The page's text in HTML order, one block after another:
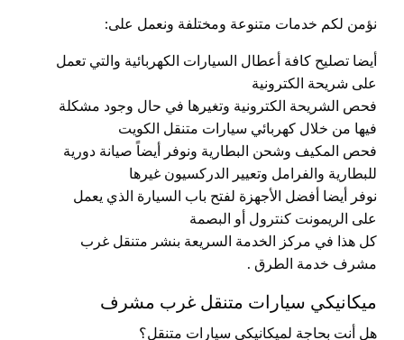
نؤمن لكم خدمات متنوعة ومختلفة ونعمل على:
أيضا تصليح كافة أعطال السيارات الكهربائية والتي تعمل
على شريحة الكترونية
فحص الشريحة الكترونية وتغيرها في حال وجود مشكلة
فيها من خلال كهربائي سيارات متنقل الكويت
فحص المكيف وشحن البطارية ونوفر أيضاً صيانة دورية
للبطارية والفرامل وتعيير الدركسيون غيرها
نوفر أيضا أفضل الأجهزة لفتح باب السيارة الذي يعمل
على الريمونت كنترول أو البصمة
كل هذا في مركز الخدمة السريعة بنشر متنقل غرب
مشرف خدمة الطرق .
ميكانيكي سيارات متنقل غرب مشرف
هل أنت بحاجة لميكانيكي سيارات متنقل؟